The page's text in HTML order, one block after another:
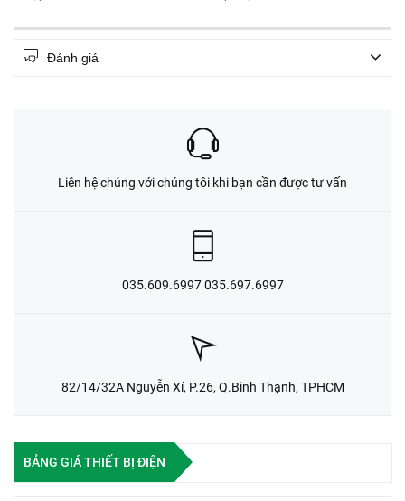
Đánh giá
Liên hệ chúng với chúng tôi khi bạn cần được tư vấn
035.609.6997 035.697.6997
82/14/32A Nguyễn Xí, P.26, Q.Bình Thạnh, TPHCM
BẢNG GIÁ THIẾT BỊ ĐIỆN